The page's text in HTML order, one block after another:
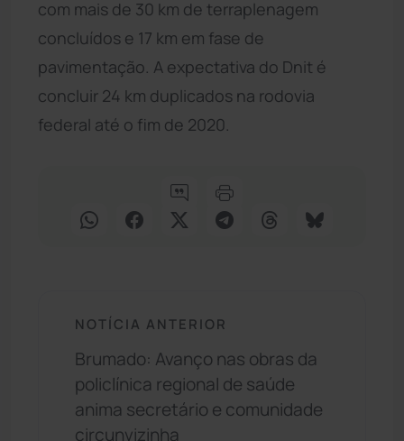
com mais de 30 km de terraplenagem
concluídos e 17 km em fase de
pavimentação. A expectativa do Dnit é
concluir 24 km duplicados na rodovia
federal até o fim de 2020.
NOTÍCIA ANTERIOR
Brumado: Avanço nas obras da
policlínica regional de saúde
anima secretário e comunidade
circunvizinha